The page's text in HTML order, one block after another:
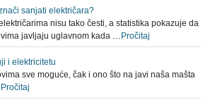
sanjati električara?
nisu tako česti, a statistika pokazuje da
javljaju uglavnom kada … Pročitaj
i elektricitetu
sve moguće, čak i ono što na javi naša mašta
Pročitaj